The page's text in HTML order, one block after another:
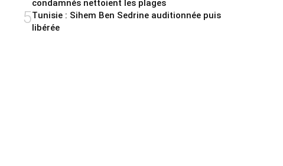
condamnés nettoient les plages
5Tunisie : Sihem Ben Sedrine auditionnée puis
libérée